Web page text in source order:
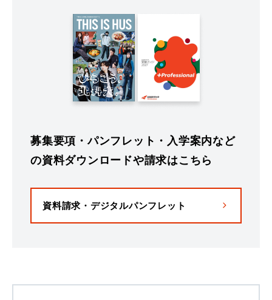
募集要項・パンフレット・入学案内など
の資料ダウンロードや請求はこちら
資料請求・デジタルパンフレット